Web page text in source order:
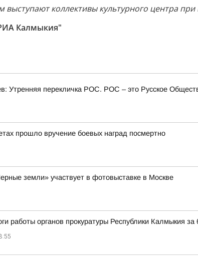
коллективы культурного центра
Калмыкия"
Утренняя перекличка РОС. РОС – это Русское
прошло вручение боевых наград посмертно
земли» участвует в фотовыставке в Москве
работы органов прокуратуры Республики Калмыкия за